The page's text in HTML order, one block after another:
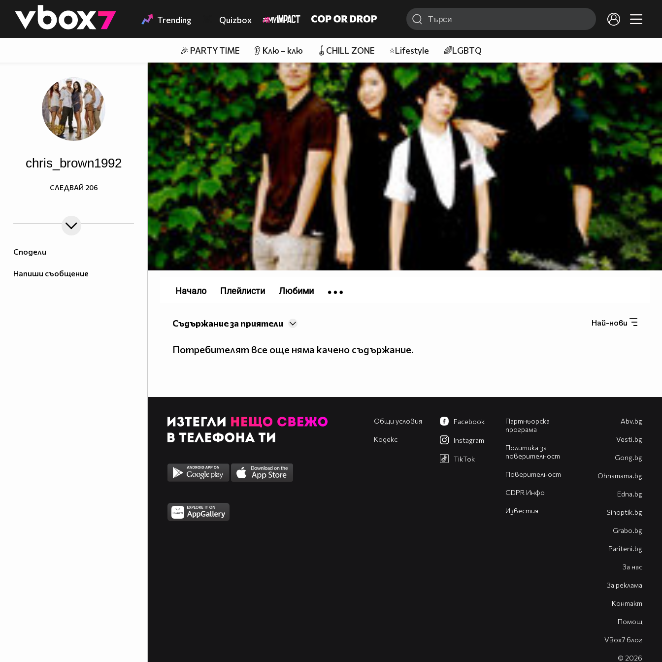
👾 Trending Quizbox
🎉 PARTY TIME 👂 Клю – клю 🪀CHILL ZONE ⭐Lifestyle 🌈LGBTQ
Сподели
Напиши съобщение
chris_brown1992
http://3b49.jygngq.trade/554335246661/
СЛЕДВАЙ 206
Най-нови
Съдържание за приятели
Потребителят все още няма качено съдържание.
Начало Плейлисти Любими
Общи условия
Кодекс
Партньорска
програма
Политика за
поверителност
Поверителност
GDPR Инфо
Известия
Facebook
Instagram
TikTok
Abv.bg
Vesti.bg
Gong.bg
Оhnamama.bg
Edna.bg
Sinoptik.bg
Grabo.bg
Pariteni.bg
За нас
За реклама
Контакт
Помощ
VBox7 блог
© 2026